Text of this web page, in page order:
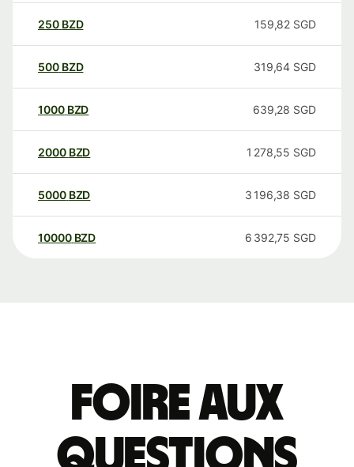
250 BZD 159,82 SGD
500 BZD 319,64 SGD
1000 BZD 639,28 SGD
2000 BZD 1 278,55 SGD
5000 BZD 3 196,38 SGD
10000 BZD 6 392,75 SGD
Foire aux